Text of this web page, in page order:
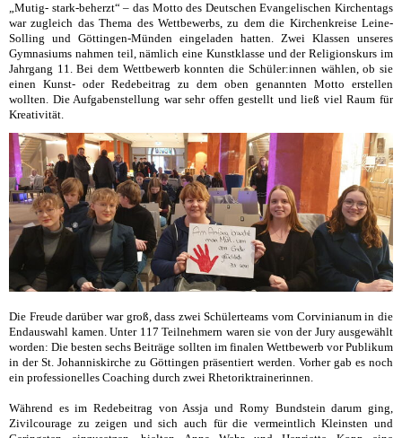
„Mutig- stark-beherzt“ – das Motto des Deutschen Evangelischen Kirchentags
war zugleich das Thema des Wettbewerbs, zu dem die Kirchenkreise Leine-
Solling und Göttingen-Münden eingeladen hatten. Zwei Klassen unseres
Gymnasiums nahmen teil, nämlich eine Kunstklasse und der Religionskurs im
Jahrgang 11. Bei dem Wettbewerb konnten die Schüler:innen wählen, ob sie
einen Kunst- oder Redebeitrag zu dem oben genannten Motto erstellen
wollten. Die Aufgabenstellung war sehr offen gestellt und ließ viel Raum für
Kreativität.
Die Freude darüber war groß, dass zwei Schülerteams vom Corvinianum in die
Endauswahl kamen. Unter 117 Teilnehmern waren sie von der Jury ausgewählt
worden: Die besten sechs Beiträge sollten im finalen Wettbewerb vor Publikum
in der St. Johanniskirche zu Göttingen präsentiert werden. Vorher gab es noch
ein professionelles Coaching durch zwei Rhetoriktrainerinnen.
Während es im Redebeitrag von Assja und Romy Bundstein darum ging,
Zivilcourage zu zeigen und sich auch für die vermeintlich Kleinsten und